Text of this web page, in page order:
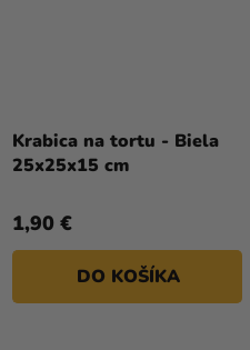
Krabica na tortu - Biela
25x25x15 cm
1,90 €
DO KOŠÍKA